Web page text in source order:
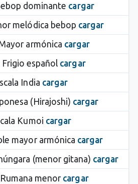
dominante cargar
melódica bebop cargar
armónica cargar
español cargar
India cargar
(Hirajoshi) cargar
Kumoi cargar
mayor armónica cargar
(menor gitana) cargar
menor cargar